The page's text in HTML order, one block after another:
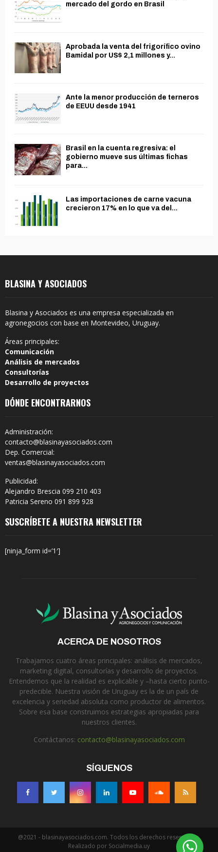
mercado del gordo en Brasil
Aprobada la venta del frigorífico ovino
Bamidal por US$ 2,1 millones y...
Ante la menor producción de terneros
de EEUU desde 1941
Brasil en la cuenta regresiva: el
gobierno mueve sus últimas fichas
para...
Las importaciones de carne vacuna
crecieron 17% en lo que va del...
BLASINA Y ASOCIADOS
Blasina y Asociados es una empresa especializada en
agronegocios con base en Montevideo, Uruguay.
Áreas principales:
Comunicación
Análisis de mercados
Consultorías
Desarrollo de proyectos
DÓNDE ENCONTRARNOS
Administración:
contacto@blasinayasociados.com
Dep. Comercial:
ventas@blasinayasociados.com
Publicidad:
Alejandro Brescia 099 210 403
Patricia Sereno 091 899 928
SUSCRÍBETE A NUESTRA NEWSLETTER
[ninja_form id=’1′]
ACERCA DE NOSOTROS
Trabajamos cuatro áreas principales: análisis de mercados,
marketing digital, consultorías y desarrollo de proyectos.
Entendemos que la realidad es explicable y –hasta cierto punto-
predecible. Nuestra visión de Uruguay es la de un país de
excelencia y seriedad absoluta como productor de alimentos.
Sobre esa base construimos estrategias apropiadas para
nuestros clientes.
Contáctanos: contacto@blasinayasociados.com
SÍGUENOS
@2021 - blasinayasociados.com. Todos los derechos reservados.
Realizado por Socialmedia.uy